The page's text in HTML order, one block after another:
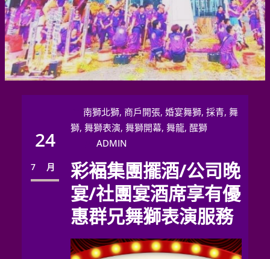
24
7 月
南獅北獅, 商戶開張, 婚宴舞獅, 採青, 舞
獅, 舞獅表演, 舞獅開幕, 舞龍, 醒獅
ADMIN
彩褔集團擺酒/公司晚
宴/社團宴酒席享有優
惠群兄舞獅表演服務